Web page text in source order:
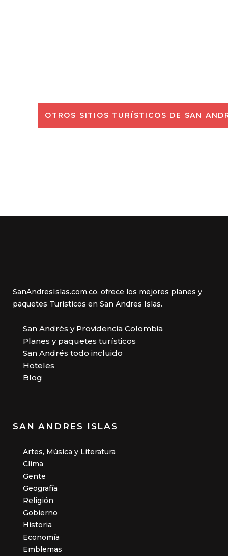
OTROS SITIOS TURÍSTICOS DE SAN
SanAndresIslas.com.co, ofrece los mejores planes y
paquetes Turísticos en San Andres Islas.
San Andrés y Providencia Colombia
Planes y paquetes turísticos
San Andrés todo incluido
Hoteles
Blog
SAN ANDRES ISLAS
Artes, Música y Literatura
Clima
Gente
Geografía
Religión
Gobierno
Historia
Economía
Emblemas